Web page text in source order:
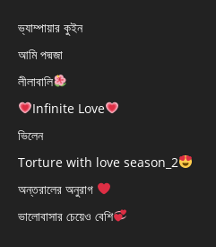
ভ্যাম্পায়ার কুইন
আমি পদ্মজা
লীলাবালি
Infinite Love
ভিলেন
Torture with love season_2
অন্তরালের অনুরাগ
ভালোবাসার চেয়েও বেশি